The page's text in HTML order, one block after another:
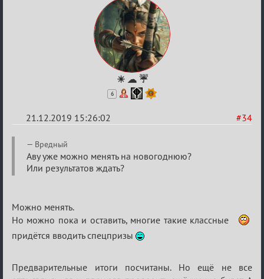
☀ ☁ ☔
6
#34
21.12.2019 15:26:02
Re:
Обсуждение
Охоты
скальпами
Вредный
Аву уже можно менять на новогоднюю?
Или результатов ждать?
Можно менять.
Но можно пока и оставить, многие такие классные
придётся вводить спецпризы
Предварительные итоги посчитаны. Но ещё не все